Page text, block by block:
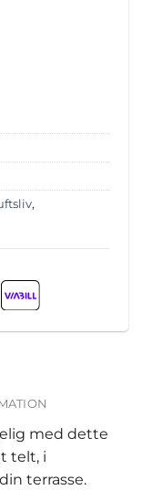
,
med dette
telt, i
terrasse.